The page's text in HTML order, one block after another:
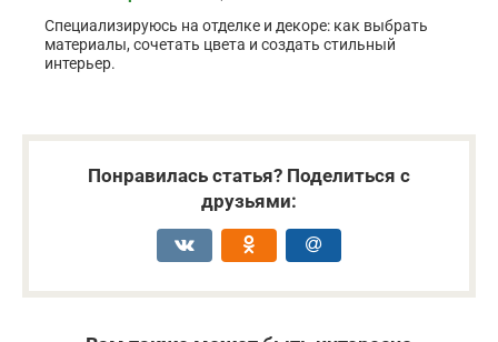
Специализируюсь на отделке и декоре: как выбрать
материалы, сочетать цвета и создать стильный
интерьер.
Понравилась статья? Поделиться с
друзьями: